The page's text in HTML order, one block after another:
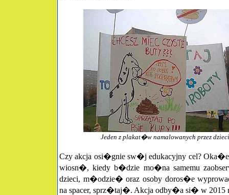
Jeden z plakat�w namalowanych przez dzieci
Czy akcja osi�gnie sw�j edukacyjny cel?
wiosn�, kiedy b�dzie mo�na samemu
dzieci, m�odzie� oraz osoby doros�e
na spacer, sprz�taj�. Akcja odby�a si� w 2015